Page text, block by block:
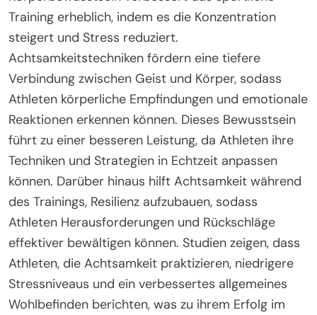
Training erheblich, indem es die Konzentration
steigert und Stress reduziert.
Achtsamkeitstechniken fördern eine tiefere
Verbindung zwischen Geist und Körper, sodass
Athleten körperliche Empfindungen und emotionale
Reaktionen erkennen können. Dieses Bewusstsein
führt zu einer besseren Leistung, da Athleten ihre
Techniken und Strategien in Echtzeit anpassen
können. Darüber hinaus hilft Achtsamkeit während
des Trainings, Resilienz aufzubauen, sodass
Athleten Herausforderungen und Rückschläge
effektiver bewältigen können. Studien zeigen, dass
Athleten, die Achtsamkeit praktizieren, niedrigere
Stressniveaus und ein verbessertes allgemeines
Wohlbefinden berichten, was zu ihrem Erfolg im